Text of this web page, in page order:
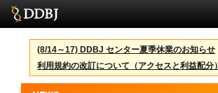
サービス
スパコン
(8/14～17) DDBJ センター夏季休業のお知らせ
利用規約の改訂について（アクセスと利益配分）